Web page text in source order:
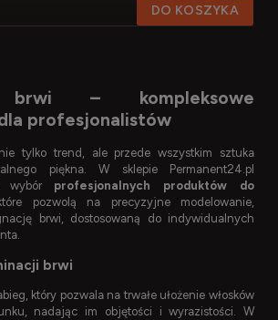
DO KOSZYKA
brwi – kompleksowe
profesjonalistów
tylko trend, ale przede wszystkim sztuka
piękna. W sklepie Permanent24.pl
wybór profesjonalnych produktów do
pozwolą na precyzyjne modelowanie,
brwi, dostosowaną do indywidualnych
brwi
który pozwala na trwałe ułożenie włosków
nadając im objętości i wyrazistości. W